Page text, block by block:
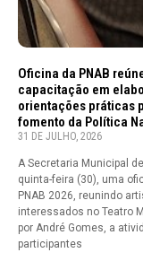
Oficina da PNAB
capacitação em
orientações práticas
fomento da Política
31 DE JULHO, 2026
A Secretaria Municipal
quinta-feira (30), uma
PNAB 2026, reunindo
interessados no Teatro
por André Gomes, a
participantes